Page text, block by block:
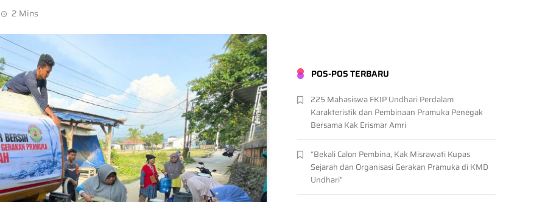
2 Mins
POS-POS TERBARU
225 Mahasiswa FKIP Undhari Perdalam
Karakteristik dan Pembinaan Pramuka Penegak
Bersama Kak Erismar Amri
“Bekali Calon Pembina, Kak Misrawati Kupas
Sejarah dan Organisasi Gerakan Pramuka di KMD
Undhari”